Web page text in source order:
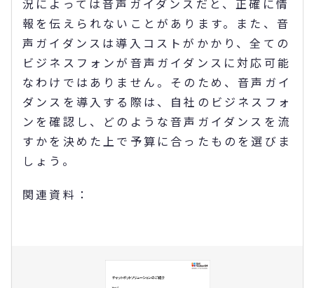
況によっては音声ガイダンスだと、正確に情
報を伝えられないことがあります。また、音
声ガイダンスは導入コストがかかり、全ての
ビジネスフォンが音声ガイダンスに対応可能
なわけではありません。そのため、音声ガイ
ダンスを導入する際は、自社のビジネスフォ
ンを確認し、どのような音声ガイダンスを流
すかを決めた上で予算に合ったものを選びま
しょう。
関連資料：